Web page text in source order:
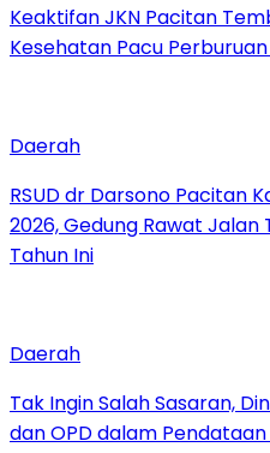
Keaktifan JKN Pacitan
Kesehatan Pacu Perburuan
Daerah
RSUD dr Darsono Pacitan
2026, Gedung Rawat
Tahun Ini
Daerah
Tak Ingin Salah Sasaran,
dan OPD dalam Pendataan